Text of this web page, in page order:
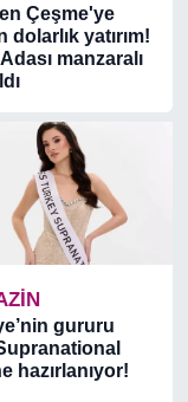
Çeşme'ye
dolarlık yatırım!
manzaralı
gururu
hazırlanıyor!